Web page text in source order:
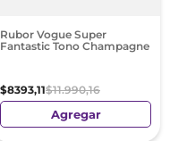
Rubor Vogue Super
Fantastic Tono Champagne
$8393,11$11.990,16
Agregar